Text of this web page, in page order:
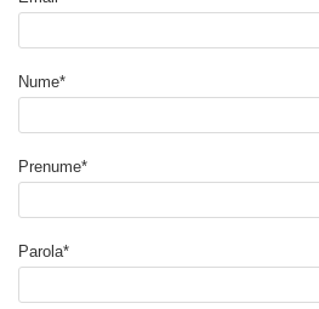
Da. Dispune de o iesire de consum
bateriei impotriva descarcarii
Nume*
Prenume*
Parola*